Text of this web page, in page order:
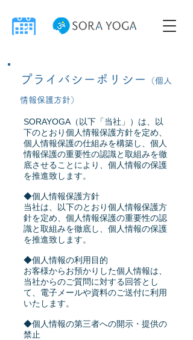
プライバシーポリシー （個人
情報保護方針）
SORAYOGA（以下「当社」）は、以
下のとおり個人情報保護方針を定め、
個人情報保護の仕組みを構築し、個人
情報保護の重要性の認識と取組みを徹
底させることにより、個人情報の保護
を推進致します。
◆個人情報保護方針
当社は、以下のとおり個人情報保護方
針を定め、個人情報保護の重要性の認
識と取組みを徹底し、個人情報の保護
を推進致します。
◆個人情報の利用目的
お客様からお預かりした個人情報は、
当社からのご質問に対する回答とし
て、電子メールや資料のご送付に利用
いたします。
◆個人情報の第三者への開示・提供の
禁止